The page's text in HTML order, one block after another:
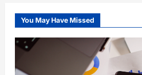
You May Have Missed